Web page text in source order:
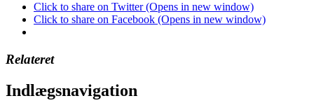
Click to share on Twitter (Opens in new window)
Click to share on Facebook (Opens in new window)
Relateret
Indlægsnavigation